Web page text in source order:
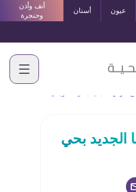
عيون أسنان
أنف وأذن
وحنجرة
الجديد بحي